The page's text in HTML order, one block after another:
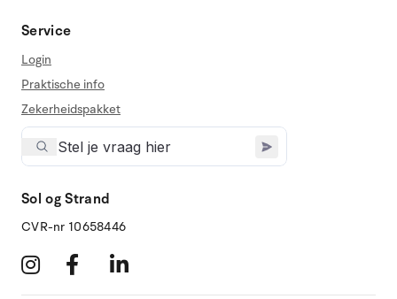
Service
Login
Praktische info
Zekerheidspakket
Sol og Strand
CVR-nr 10658446